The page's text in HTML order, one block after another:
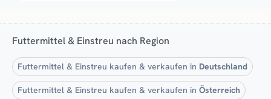
Futtermittel & Einstreu nach Region
Futtermittel & Einstreu kaufen & verkaufen in Deutschland
Futtermittel & Einstreu kaufen & verkaufen in Österreich